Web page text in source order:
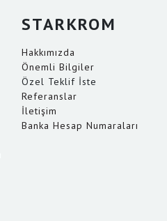
STARKROM
Hakkımızda
Önemli Bilgiler
Özel Teklif İste
Referanslar
İletişim
Banka Hesap Numaraları